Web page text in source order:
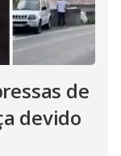
de
devido